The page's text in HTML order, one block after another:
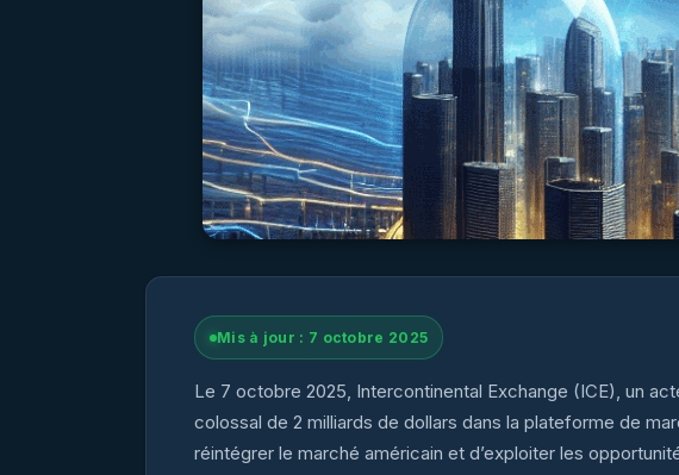
Mis à jour : 7 octobre 2025
Le 7 octobre 2025, Intercontinental Exchange (ICE), un
colossal de 2 milliards de dollars dans la plateforme de
réintégrer le marché américain et d’exploiter les